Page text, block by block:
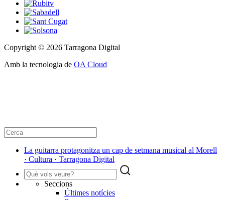
Copyright © 2026 Tarragona Digital
Amb la tecnologia de OA Cloud
La guitarra protagonitza un cap de setmana musical al Morell
· Cultura · Tarragona Digital
Seccions
Últimes notícies